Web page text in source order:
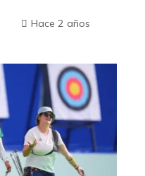
Hace 2 años